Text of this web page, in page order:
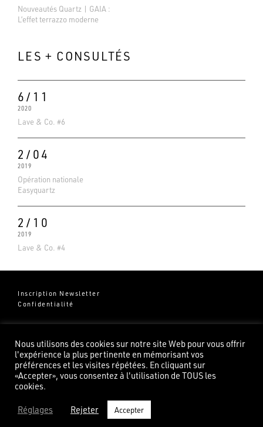
Nouveautés Quartz | GAIA :
L’effet terrazzo moderne
LES + CONSULTÉS
6/11
2020
Lave & Co. #6
2/04
2019
Opération nationale
Easyquartz
2/10
2019
Lave & Co. #4
Inscription Newsletter
Confidentialité
Groupe Pierredeplan
82100 Castelsarrasin
©2026 Pierredeplan
Basé sur 138 avis
Nous utilisons des cookies sur notre site Web pour vous offrir
l'expérience la plus pertinente en mémorisant vos
préférences et les visites répétées. En cliquant sur
«Accepter», vous consentez à l'utilisation de TOUS les
cookies.
Réglages Rejeter Accepter